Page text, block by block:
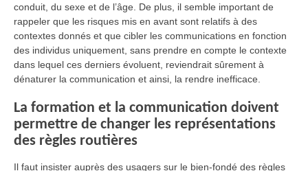
conduit, du sexe et de l’âge. De plus, il semble important de
rappeler que les risques mis en avant sont relatifs à des
contextes donnés et que cibler les communications en fonction
des individus uniquement, sans prendre en compte le contexte
dans lequel ces derniers évoluent, reviendrait sûrement à
dénaturer la communication et ainsi, la rendre inefficace.
La formation et la communication doivent
permettre de changer les représentations
des règles routières
Il faut insister auprès des usagers sur le bien-fondé des règles